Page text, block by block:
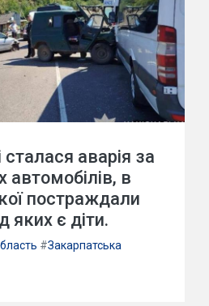
сталася аварія за
автомобілів, в
постраждали
яких є діти.
#Закарпатська